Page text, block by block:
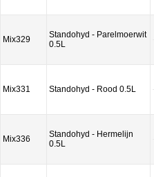
Mix329
Standohyd - Parelmoerwit
0.5L
Mix331 Standohyd - Rood 0.5L
Mix336
Standohyd - Hermelijn
0.5L